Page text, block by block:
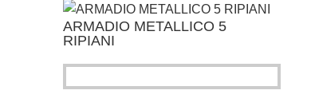
ARMADIO METALLICO 5
RIPIANI